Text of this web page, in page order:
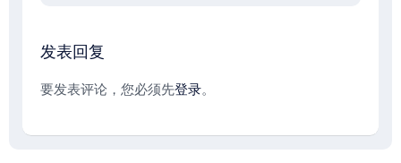
发表回复
要发表评论，您必须先登录。